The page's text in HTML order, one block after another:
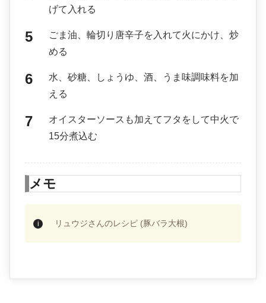
げて入れる
ごま油、輪切り唐辛子を入れて火にかけ、炒
める
水、砂糖、しょうゆ、酒、うま味調味料を加
える
オイスターソースも加えてフタをして中火で
15分煮込む
メモ
リュウジさんのレシピ (豚バラ大根)